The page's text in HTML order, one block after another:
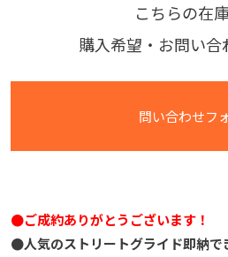
こちらの在
購入希望・お問い合
問い合わせフ
●ご成約ありがとうございます！
●人気のストリートグライド即納で